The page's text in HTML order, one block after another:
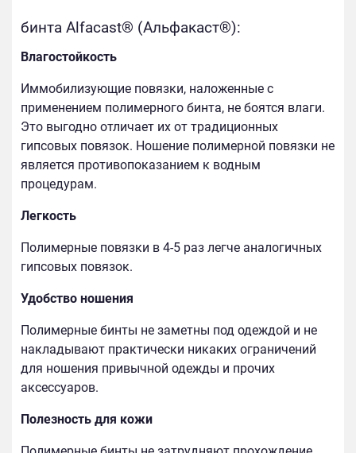
бинта Alfacast® (Альфакаст®):
Влагостойкость
Иммобилизующие повязки, наложенные с
применением полимерного бинта, не боятся влаги.
Это выгодно отличает их от традиционных
гипсовых повязок. Ношение полимерной повязки не
является противопоказанием к водным
процедурам.
Легкость
Полимерные повязки в 4-5 раз легче аналогичных
гипсовых повязок.
Удобство ношения
Полимерные бинты не заметны под одеждой и не
накладывают практически никаких ограничений
для ношения привычной одежды и прочих
аксессуаров.
Полезность для кожи